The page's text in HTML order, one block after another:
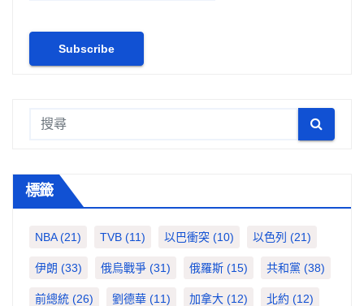
標籤
NBA(21) TVB (11) 以巴衝突 (10) 以色列 (21)
伊朗 (33) 俄烏戰爭 (31) 俄羅斯 (15) 共和黨 (38)
前總統 (26) 劉德華 (11) 加拿大 (12) 北約 (12)